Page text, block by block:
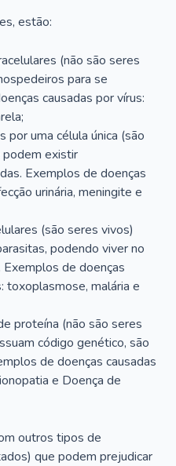
estão:
(não são seres
para se
causadas por vírus:
por uma célula única (são
existir
Exemplos de doenças
urinária, meningite e
(são seres vivos)
podendo viver no
de doenças
toxoplasmose, malária e
proteína (não são seres
código genético, são
de doenças causadas
e Doença de
outros tipos de
que podem prejudicar